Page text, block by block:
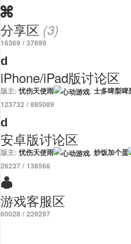

分享区 (3)
16369 / 37699
d
iPhone/iPad版讨论区
版主:忧伤天使雨 , 士多啤梨啤
123732 / 885089
d
安卓版讨论区
版主:忧伤天使雨 , 炒饭加个蛋
26237 / 138566

游戏客服区
60028 / 229297